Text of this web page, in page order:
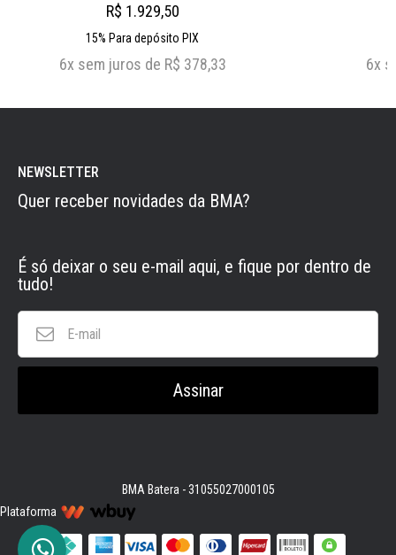
R$ 1.929,50
15% Para depósito PIX
6x sem juros de R$ 378,33 6x
NEWSLETTER
Quer receber novidades da BMA?
É só deixar o seu e-mail aqui, e fique por dentro de
tudo!
E-
Assinar
BMA Batera - 31055027000105
Plataforma